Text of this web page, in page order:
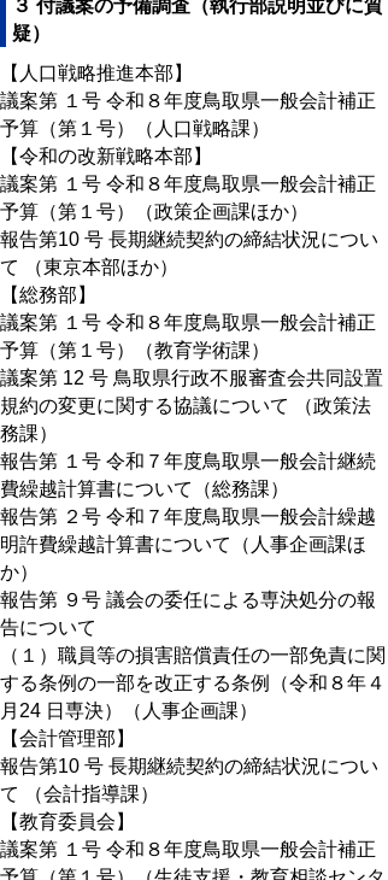
３ 付議案の予備調査（執行部説明並びに質
疑）
【人口戦略推進本部】
議案第 １号 令和８年度鳥取県一般会計補正
予算（第１号）（人口戦略課）
【令和の改新戦略本部】
議案第 １号 令和８年度鳥取県一般会計補正
予算（第１号）（政策企画課ほか）
報告第10 号 長期継続契約の締結状況につい
て （東京本部ほか）
【総務部】
議案第 １号 令和８年度鳥取県一般会計補正
予算（第１号）（教育学術課）
議案第 12 号 鳥取県行政不服審査会共同設置
規約の変更に関する協議について （政策法
務課）
報告第 １号 令和７年度鳥取県一般会計継続
費繰越計算書について（総務課）
報告第 ２号 令和７年度鳥取県一般会計繰越
明許費繰越計算書について（人事企画課ほ
か）
報告第 ９号 議会の委任による専決処分の報
告について
（１）職員等の損害賠償責任の一部免責に関
する条例の一部を改正する条例（令和８年４
月24 日専決）（人事企画課）
【会計管理部】
報告第10 号 長期継続契約の締結状況につい
て （会計指導課）
【教育委員会】
議案第 １号 令和８年度鳥取県一般会計補正